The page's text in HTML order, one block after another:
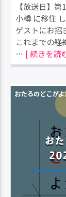
【放送日】
小樽 に移住
ゲストにお招
これまでの経
… [ 続きを読
おたるのどこが
お